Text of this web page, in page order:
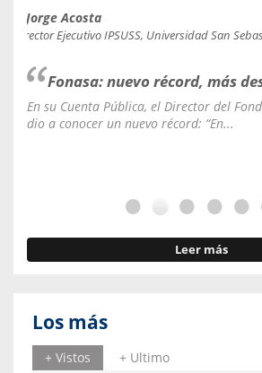
Jorge Acosta
Director Ejecutivo IPSUSS, Universidad San
Fonasa: nuevo récord, más
En su Cuenta Pública, el Director del
dio a conocer un nuevo récord: “En...
Leer más
Los más
+ Vistos
+ Ultimo